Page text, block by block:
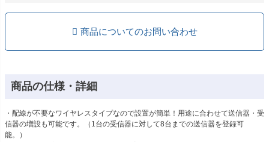
商品についてのお問い合わせ
商品の仕様・詳細
・配線が不要なワイヤレスタイプなので設置が簡単！用途に合わせて送信器・受
信器の増設も可能です。（1台の受信器に対して8台までの送信器を登録可
能。）